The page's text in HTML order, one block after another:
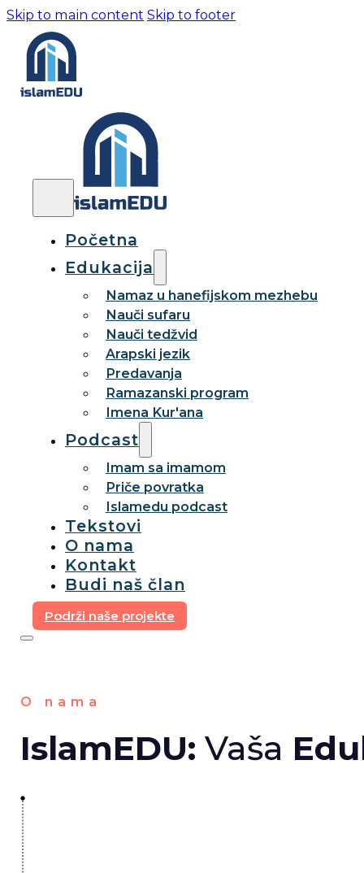
Skip to main content Skip to footer
Početna
Edukacija
Namaz u hanefijskom mezhebu
Nauči sufaru
Nauči tedžvid
Arapski jezik
Predavanja
Ramazanski program
Imena Kur'ana
Podcast
Imam sa imamom
Priče povratka
Islamedu podcast
Tekstovi
O nama
Kontakt
Budi naš član
Podrži naše projekte
O nama
IslamEDU: Vaša